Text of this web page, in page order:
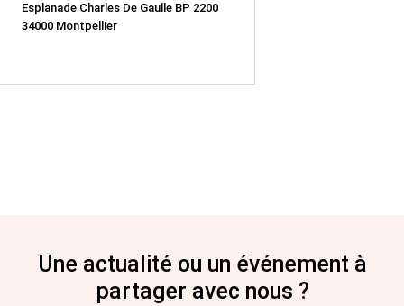
Esplanade Charles De Gaulle BP 2200
34000 Montpellier
Une actualité ou un événement à
partager avec nous ?